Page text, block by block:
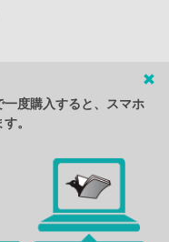
度購入すると、スマホ
。